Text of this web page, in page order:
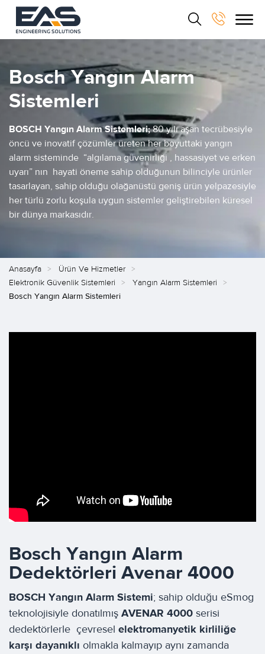
Bosch Yangın Alarm
Sistemleri
BOSCH Yangın Alarm Sistemleri;80 yılı aşan tecrübesiyle
öncü ve inovatif çözümler üreten her boyuttaki yangın
alarm sisteminde “algılama güvenirliği , hassasiyet ve erken
uyarı” nın hayati öneme sahip olduğunun bilinciyle ürünler
tasarlayan, sahip olduğu olağanüstü geniş ürün yelpazesiyle
her türlü zorlu koşula uygun sistemler geliştirebilen küresel
bir dünya markasıdır.
Anasayfa
Ürün Ve Hizmetler
Elektronik Güvenlik Sistemleri
Yangın Alarm Sistemleri
Bosch Yangın Alarm Sistemleri
Bosch Yangın Alarm
Dedektörleri Avenar 4000
BOSCH Yangın Alarm Sistemi; sahip olduğu eSmog
teknolojisiyle donatılmış AVENAR 4000 serisi
dedektörlerle çevresel elektromanyetik kirliliğe
karşı dayanıklı olmakla kalmayıp aynı zamanda